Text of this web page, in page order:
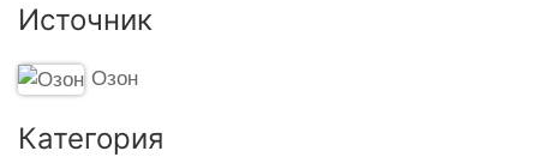
Источник
Озон
Категория